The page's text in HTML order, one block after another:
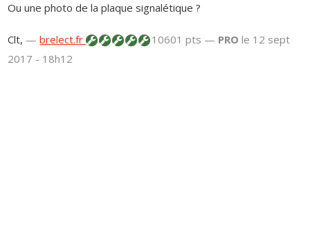
Ou une photo de la plaque signalétique ?
Clt, —brelect.fr 10601 pts — PRO le 12 sept
2017 - 18h12